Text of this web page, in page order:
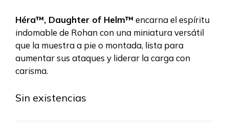
original
era:
31,00 €.
actual
es:
26,35 €.
Héra™, Daughter of Helm™ encarna el espíritu
indomable de Rohan con una miniatura versátil
que la muestra a pie o montada, lista para
aumentar sus ataques y liderar la carga con
carisma.
Sin existencias